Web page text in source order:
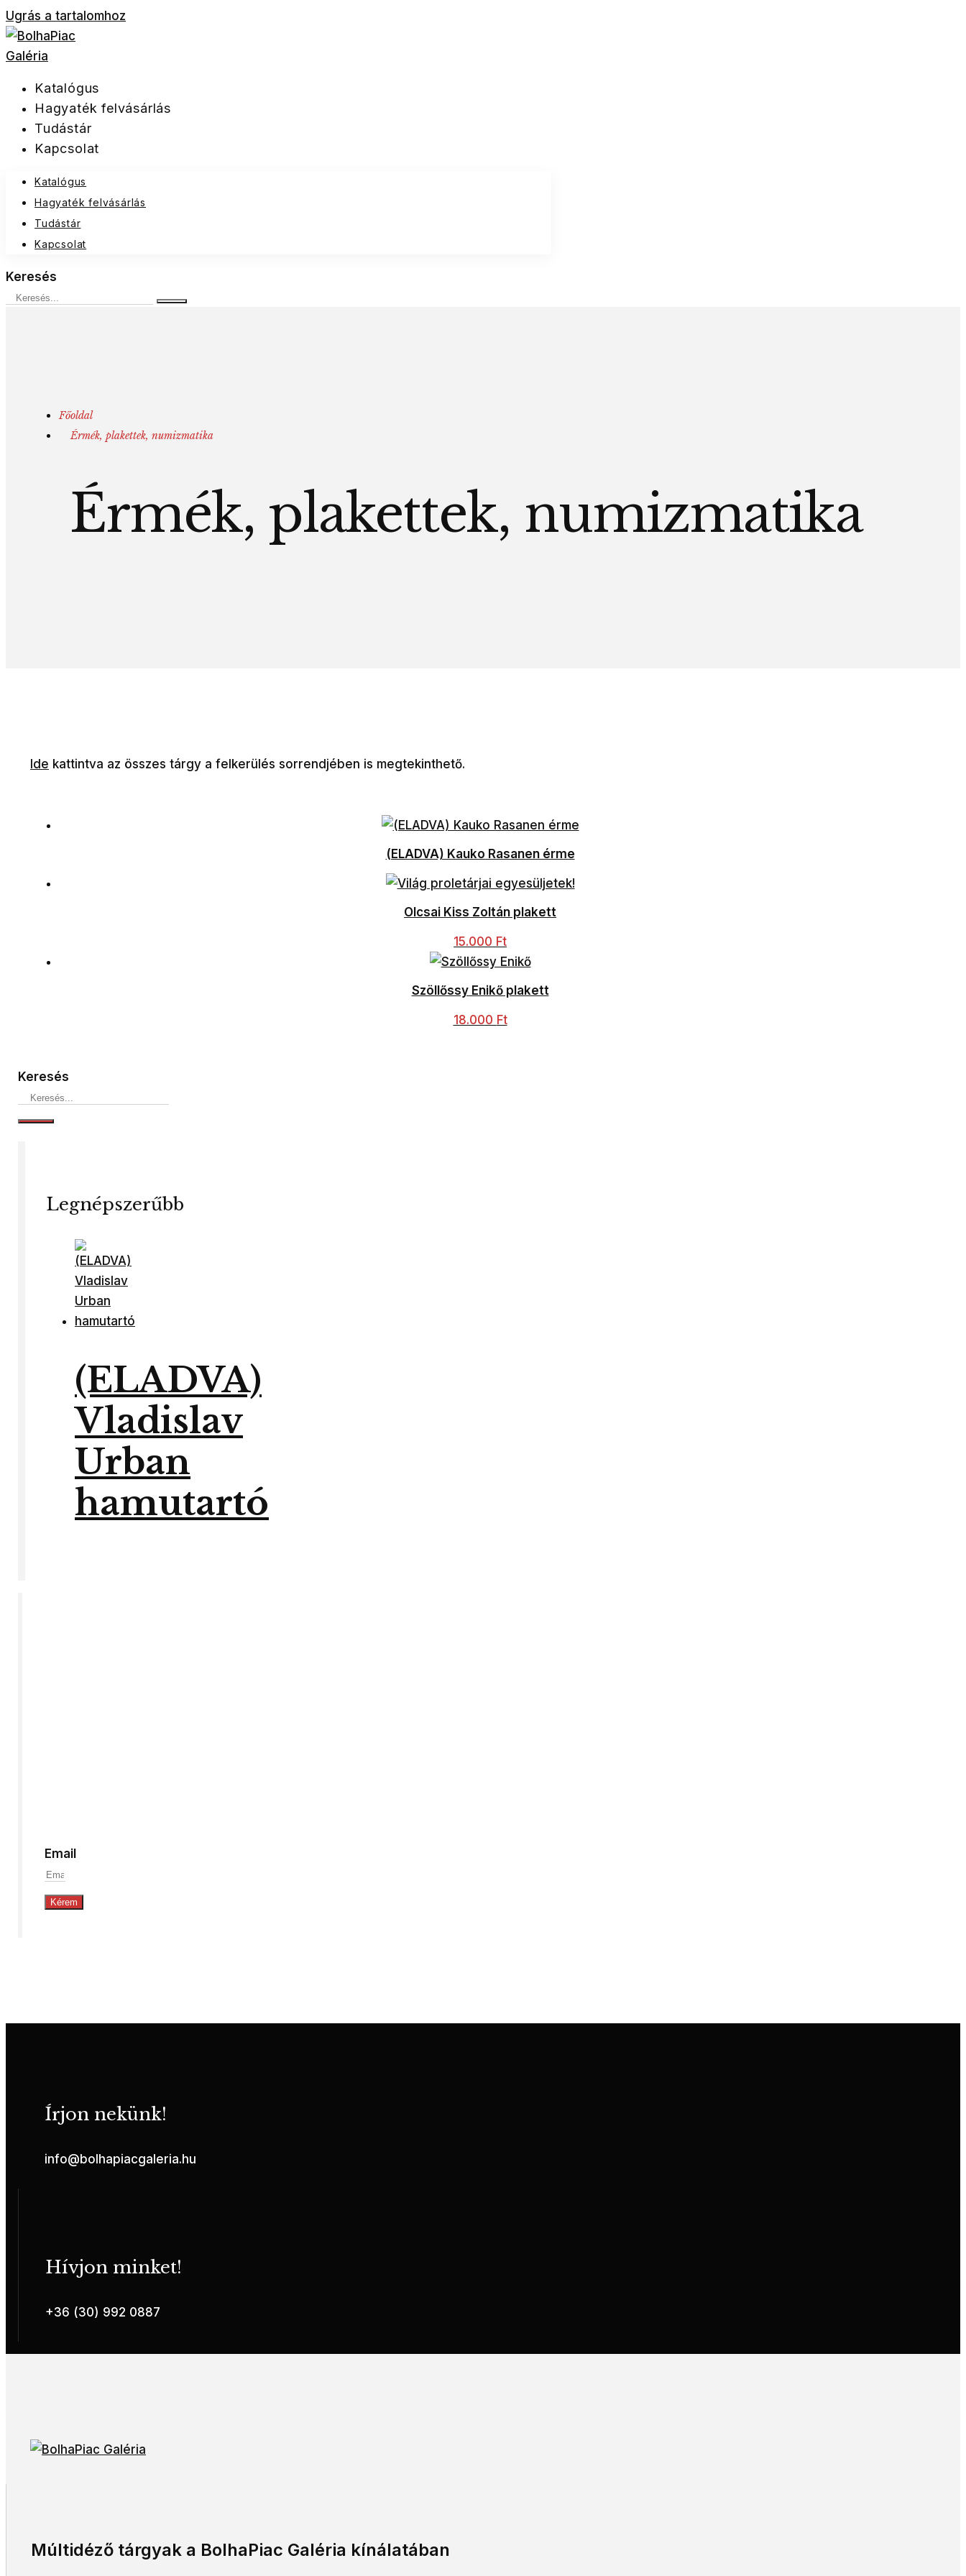
Ugrás a tartalomhoz
Katalógus
Hagyaték felvásárlás
Tudástár
Kapcsolat
Katalógus
Hagyaték felvásárlás
Tudástár
Kapcsolat
Keresés
Főoldal
Érmék, plakettek, numizmatika
Érmék, plakettek, numizmatika
Ide kattintva az összes tárgy a felkerülés sorrendjében is megtekinthető.
(ELADVA) Kauko Rasanen érme
Olcsai Kiss Zoltán plakett
15.000 Ft
Szöllőssy Enikő plakett
18.000 Ft
Keresés
Legnépszerűbb
(ELADVA)
Vladislav
Urban
hamutartó
Email
Kérem
Írjon nekünk!
info@bolhapiacgaleria.hu
Hívjon minket!
+36 (30) 992 0887
Múltidéző tárgyak a BolhaPiac Galéria kínálatában